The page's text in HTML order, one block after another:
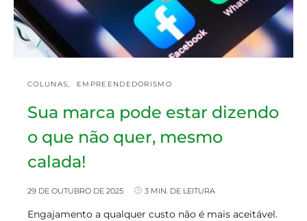
COLUNAS EMPREENDEDORISMO
Sua marca pode estar dizendo
o que não quer, mesmo
calada!
29 DE OUTUBRO DE 2025 3 MIN. DE LEITURA
Engajamento a qualquer custo não é mais aceitável.